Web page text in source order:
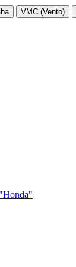
VMC (Vento)